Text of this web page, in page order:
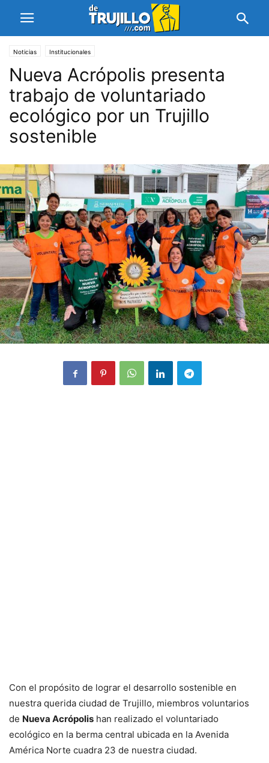
Noticias Institucionales
Nueva Acrópolis presenta
trabajo de voluntariado
ecológico por un Trujillo
sostenible
Con el propósito de lograr el desarrollo sostenible en
nuestra querida ciudad de Trujillo, miembros voluntarios
de Nueva Acrópolis han realizado el voluntariado
ecológico en la berma central ubicada en la Avenida
América Norte cuadra 23 de nuestra ciudad.